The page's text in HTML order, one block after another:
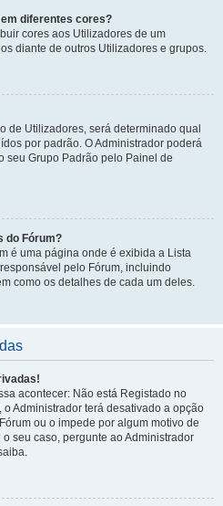
diferentes cores?
cores aos Utilizadores de um
diante de outros Utilizadores e grupos.
de Utilizadores, será determinado qual
por padrão. O Administrador poderá
seu Grupo Padrão pelo Painel de
do Fórum?
é uma página onde é exibida a Lista
pelo Fórum, incluindo
como os detalhes de cada um deles.
acontecer: Não está Registado no
Administrador terá desativado a opção
ou o impede por algum motivo de
seu caso, pergunte ao Administrador